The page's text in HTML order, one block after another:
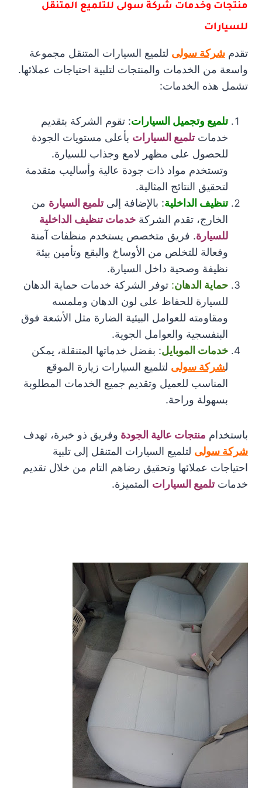
منتجات وخدمات شركة سولى للتلميع المتنقل
للسيارات
تقدم شركة سولى لتلميع السيارات المتنقل مجموعة
واسعة من الخدمات والمنتجات لتلبية احتياجات عملائها.
تشمل هذه الخدمات:
تلميع وتجميل السيارات: تقوم الشركة بتقديم
خدماتتلميع السيارات بأعلى مستويات الجودة
للحصول على مظهر لامع وجذاب للسيارة.
وتستخدم مواد ذات جودة عالية وأساليب متقدمة
لتحقيق النتائج المثالية.
تنظيف الداخلية: بالإضافة إلىتلميع السيارة من
الخارج، تقدم الشركة خدمات تنظيف الداخلية
للسيارة. فريق متخصص يستخدم منظفات آمنة
وفعالة للتخلص من الأوساخ والبقع وتأمين بيئة
نظيفة وصحية داخل السيارة.
حماية الدهان: توفر الشركة خدمات حماية الدهان
للسيارة للحفاظ على لون الدهان وملمسه
ومقاومته للعوامل البيئية الضارة مثل الأشعة فوق
البنفسجية والعوامل الجوية.
خدمات الموبايل: بفضل خدماتها المتنقلة، يمكن
لشركة سولى لتلميع السيارات زيارة الموقع
المناسب للعميل وتقديم جميع الخدمات المطلوبة
بسهولة وراحة.
باستخدام منتجات عالية الجودة وفريق ذو خبرة، تهدف
شركة سولى لتلميع السيارات المتنقل إلى تلبية
احتياجات عملائها وتحقيق رضاهم التام من خلال تقديم
خدماتتلميع السيارات المتميزة.